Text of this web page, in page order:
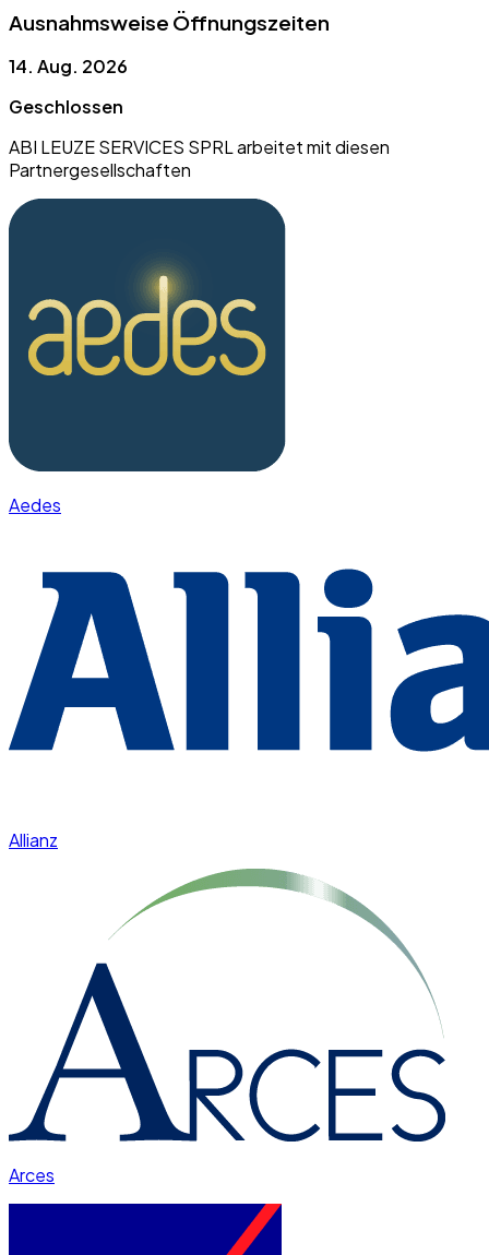
Ausnahmsweise Öffnungszeiten
14. Aug. 2026
Geschlossen
ABI LEUZE SERVICES SPRL arbeitet mit diesen
Partnergesellschaften
Aedes
Allianz
Arces